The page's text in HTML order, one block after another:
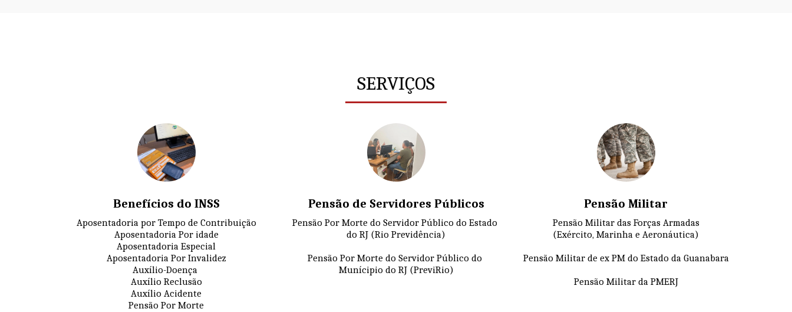
SERVIÇOS
Benefícios do INSS
Aposentadoria por Tempo de Contribuição
Aposentadoria Por idade
Aposentadoria Especial
Aposentadoria Por Invalidez
Auxílio-Doença
Auxílio Reclusão
Auxílio Acidente
Pensão Por Morte
Pensão de Servidores Públicos
Pensão Por Morte do Servidor Público do Estado
do RJ (Rio Previdência)
Pensão Por Morte do Servidor Público do
Munícipio do RJ (PreviRio)
Pensão Militar
Pensão Militar das Forças Armadas
(Exército, Marinha e Aeronáutica)
Pensão Militar de ex PM do Estado da Guanabara
Pensão Militar da PMERJ